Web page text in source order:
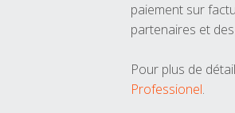
paiement sur
partenaires et
Pour plus de
Professionel.